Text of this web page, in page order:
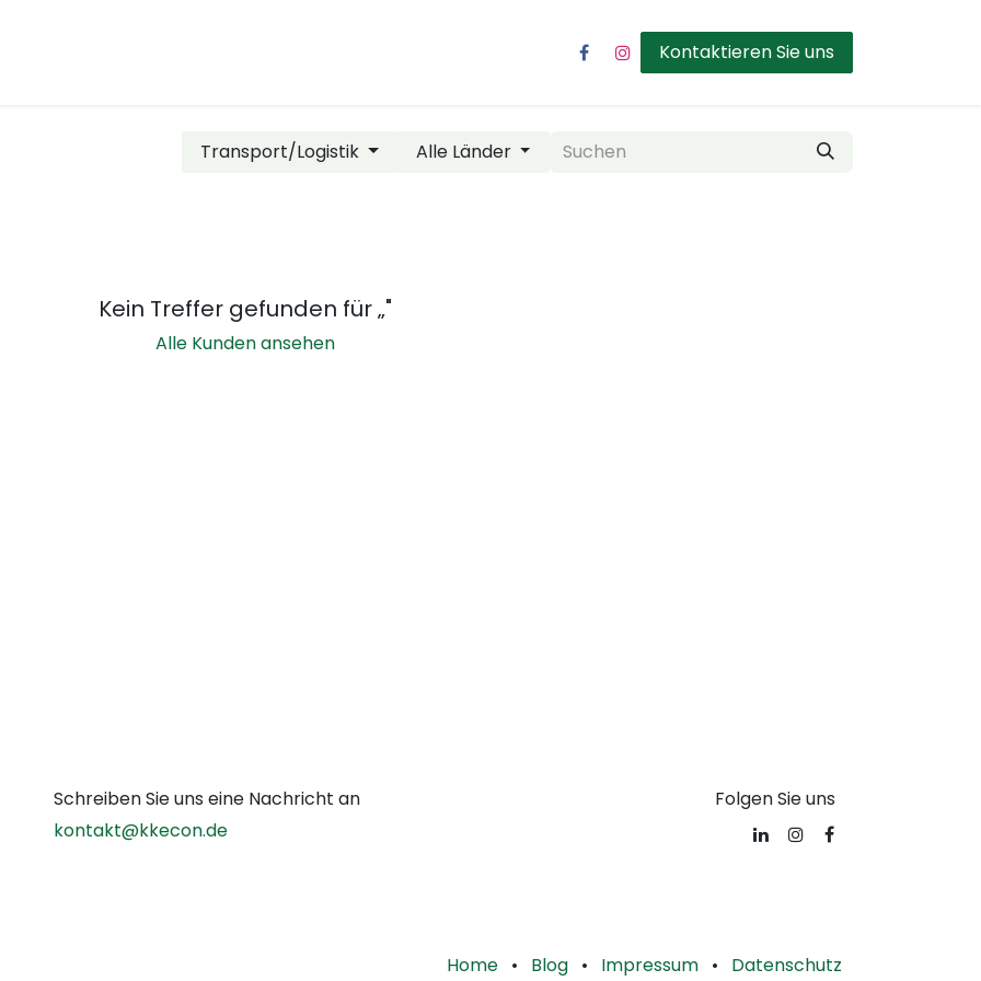
Kontaktieren Sie uns
Transport/Logistik Alle Länder
Kein Treffer gefunden für „"
Alle Kunden ansehen
Folgen Sie uns
Home • Blog • Impressum • Datenschutz
Schreiben Sie uns eine Nachricht an
kontakt@kkecon.de